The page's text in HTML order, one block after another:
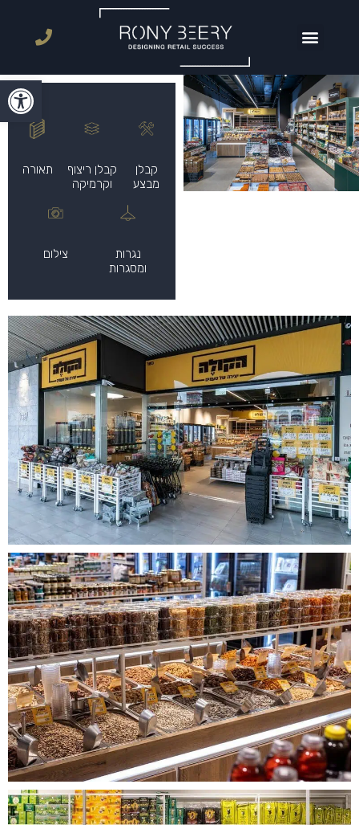
פתח
קבלן
מבצע
קבלן ריצוף
וקרמיקה
תאורה
נגרות
ומסגרות
צילום